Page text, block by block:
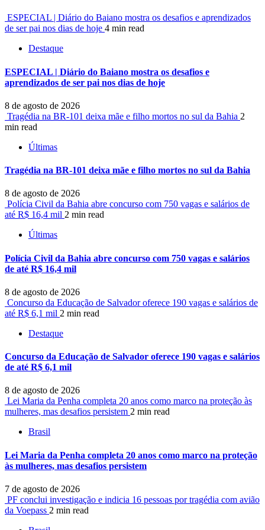
ESPECIAL | Diário do Baiano mostra os desafios e aprendizados
de ser pai nos dias de hoje 4 min read
Destaque
ESPECIAL | Diário do Baiano mostra os desafios e
aprendizados de ser pai nos dias de hoje
8 de agosto de 2026
Tragédia na BR-101 deixa mãe e filho mortos no sul da Bahia 2
min read
Últimas
Tragédia na BR-101 deixa mãe e filho mortos no sul da Bahia
8 de agosto de 2026
Polícia Civil da Bahia abre concurso com 750 vagas e salários de
até R$ 16,4 mil 2 min read
Últimas
Polícia Civil da Bahia abre concurso com 750 vagas e salários
de até R$ 16,4 mil
8 de agosto de 2026
Concurso da Educação de Salvador oferece 190 vagas e salários de
até R$ 6,1 mil 2 min read
Destaque
Concurso da Educação de Salvador oferece 190 vagas e salários
de até R$ 6,1 mil
8 de agosto de 2026
Lei Maria da Penha completa 20 anos como marco na proteção às
mulheres, mas desafios persistem 2 min read
Brasil
Lei Maria da Penha completa 20 anos como marco na proteção
às mulheres, mas desafios persistem
7 de agosto de 2026
PF conclui investigação e indicia 16 pessoas por tragédia com avião
da Voepass 2 min read